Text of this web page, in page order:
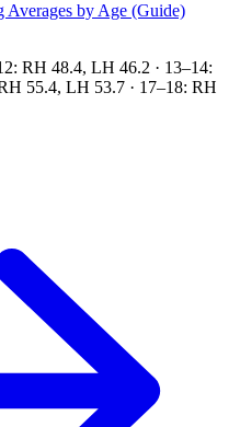
by Age (Guide)
RH 48.4, LH 46.2 · 13–14:
55.4, LH 53.7 · 17–18: RH